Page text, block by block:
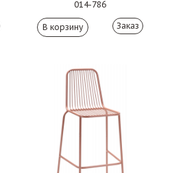
014-786
Заказ